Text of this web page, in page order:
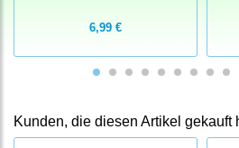
6,99 €
Kunden, die diesen Artikel gekauft